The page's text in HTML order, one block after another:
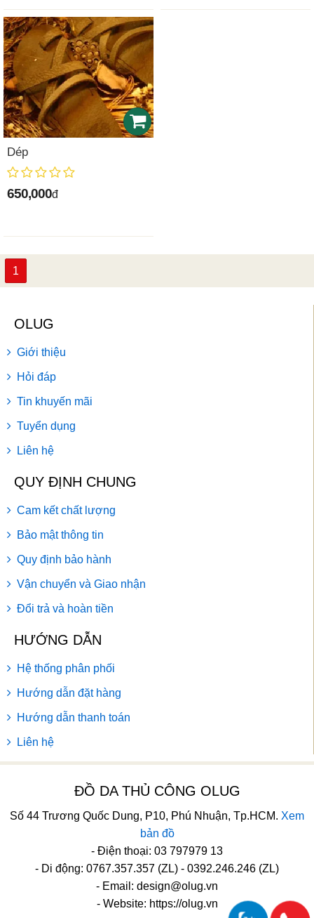
Dép
650,000đ
1
OLUG
Giới thiệu
Hỏi đáp
Tin khuyến mãi
Tuyển dụng
Liên hệ
QUY ĐỊNH CHUNG
Cam kết chất lượng
Bảo mật thông tin
Quy định bảo hành
Vận chuyển và Giao nhận
Đổi trả và hoàn tiền
HƯỚNG DẪN
Hệ thống phân phối
Hướng dẫn đặt hàng
Hướng dẫn thanh toán
Liên hệ
ĐỒ DA THỦ CÔNG OLUG
Số 44 Trương Quốc Dung, P10, Phú Nhuận, Tp.HCM. Xem
bản đồ
- Điện thoại: 03 797979 13
- Di động: 0767.357.357 (ZL) - 0392.246.246 (ZL)
- Email: design@olug.vn
- Website: https://olug.vn